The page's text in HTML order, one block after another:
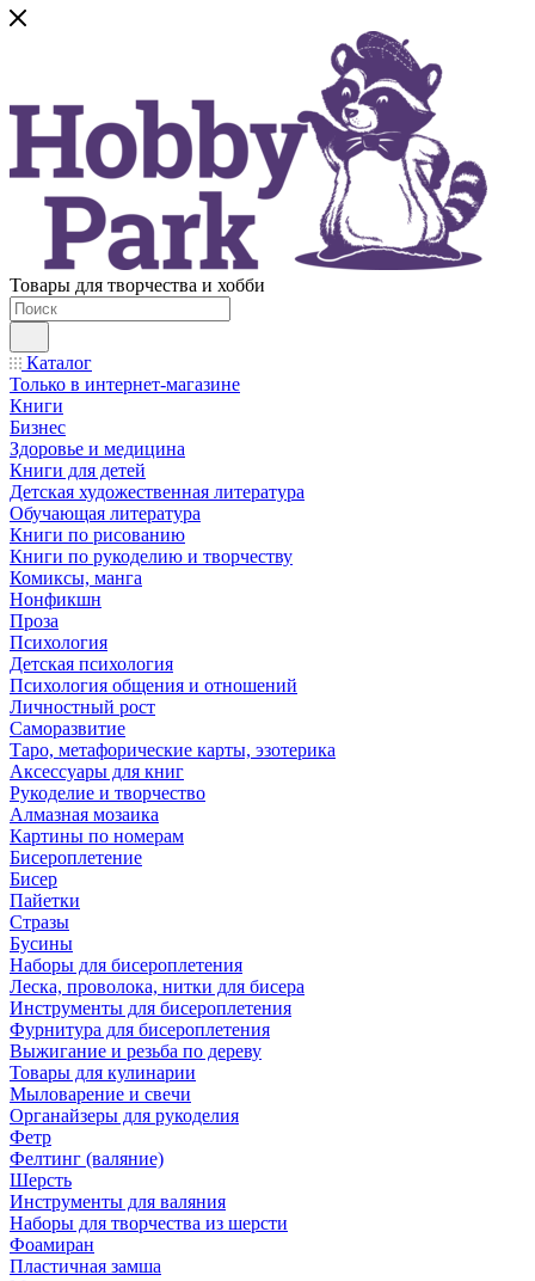
Товары для творчества и хобби
Каталог
Только в интернет-магазине
Книги
Бизнес
Здоровье и медицина
Книги для детей
Детская художественная литература
Обучающая литература
Книги по рисованию
Книги по рукоделию и творчеству
Комиксы, манга
Нонфикшн
Проза
Психология
Детская психология
Психология общения и отношений
Личностный рост
Саморазвитие
Таро, метафорические карты, эзотерика
Аксессуары для книг
Рукоделие и творчество
Алмазная мозаика
Картины по номерам
Бисероплетение
Бисер
Пайетки
Стразы
Бусины
Наборы для бисероплетения
Леска, проволока, нитки для бисера
Инструменты для бисероплетения
Фурнитура для бисероплетения
Выжигание и резьба по дереву
Товары для кулинарии
Мыловарение и свечи
Органайзеры для рукоделия
Фетр
Фелтинг (валяние)
Шерсть
Инструменты для валяния
Наборы для творчества из шерсти
Фоамиран
Пластичная замша